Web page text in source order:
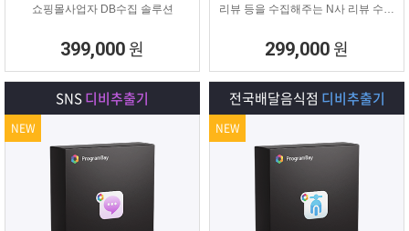
쇼핑몰사업자 DB수집 솔루션
399,000 원
리뷰 등을 수집해주는 N사 리뷰 수집
299,000 원
SNS디비추출기
NEW
전국배달음식점 디비추출기
NEW